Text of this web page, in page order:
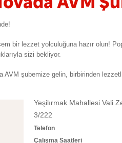
AVM
bir lezzet yolculuğuna hazır olun!
sizi bekliyor.
şubemize gelin, birbirinden
Yeşilırmak Mahallesi Vali
3/222
Telefon
Çalışma Saatleri